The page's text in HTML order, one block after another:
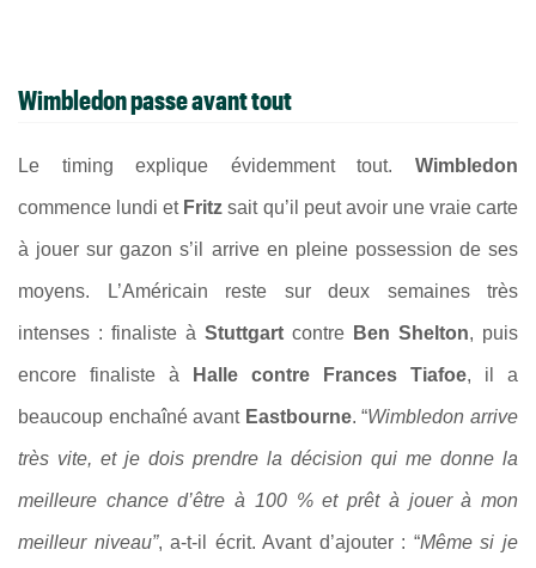
Wimbledon passe avant tout
Le timing explique évidemment tout. Wimbledon
commence lundi et Fritzsait qu’il peut avoir une vraie carte
à jouer sur gazon s’il arrive en pleine possession de ses
moyens. L’Américain reste sur deux semaines très
intenses : finaliste à Stuttgart contre Ben Shelton, puis
encore finaliste à Halle contre Frances Tiafoe, il a
beaucoup enchaîné avant Eastbourne. “Wimbledon arrive
très vite, et je dois prendre la décision qui me donne la
meilleure chance d’être à 100 % et prêt à jouer à mon
meilleur niveau”, a-t-il écrit. Avant d’ajouter : “Même si je